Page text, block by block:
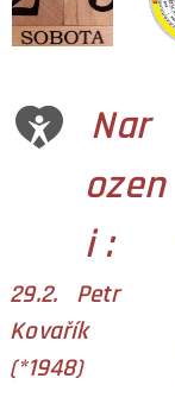
Nar
ozen
i :
29.2. Petr
Kovařík
(*1948)